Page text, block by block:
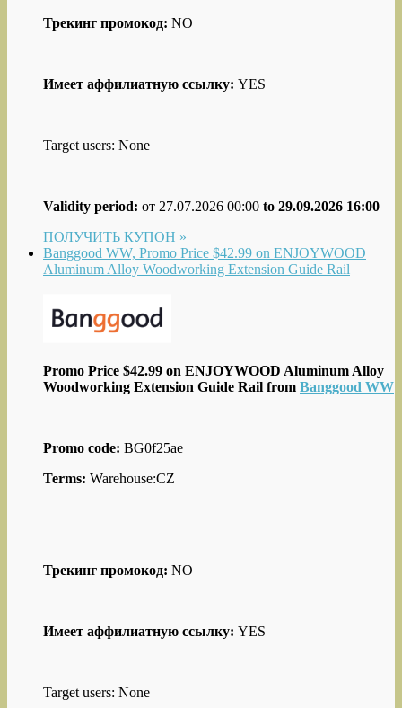
Трекинг промокод: NO
Имеет аффилиатную ссылку: YES
Target users: None
Validity period: от 27.07.2026 00:00 to 29.09.2026 16:00
ПОЛУЧИТЬ КУПОН »
Banggood WW, Promo Price $42.99 on ENJOYWOOD
Aluminum Alloy Woodworking Extension Guide Rail
Promo Price $42.99 on ENJOYWOOD Aluminum Alloy
Woodworking Extension Guide Rail from Banggood WW
Promo code: BG0f25ae
Terms: Warehouse:CZ
Трекинг промокод: NO
Имеет аффилиатную ссылку: YES
Target users: None